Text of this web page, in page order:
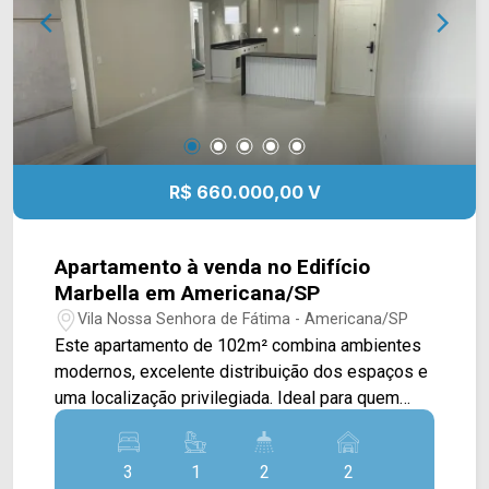
02 vagas de garagem, sendo 01 coberta.
Localizada no Jardim Nielsen Ville, em
Americana, a casa oferece fácil acesso aos
principais comércios, serviços e vias da cidade,
proporcionando mais praticidade para a rotina.
Entre em contato com a equipe da Arbix Imóveis
e agende sua visita. WhatsApp e telefone: (19)
R$ 660.000,00 V
Apartamento à venda no Edifício
Marbella em Americana/SP
Vila Nossa Senhora de Fátima - Americana/SP
Este apartamento de 102m² combina ambientes
modernos, excelente distribuição dos espaços e
uma localização privilegiada. Ideal para quem
busca conforto, praticidade e um imóvel pronto
para morar. A cozinha integrada às salas de estar
e jantar proporciona mais funcionalidade ao dia a
3 1 2 2